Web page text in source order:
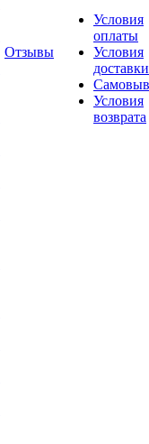
Отзывы
Условия
оплаты
Условия
доставки
Условия
возврата